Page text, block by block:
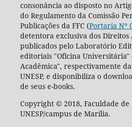
consonância ao disposto no
do Regulamento da Comissão
Publicações da FFC (Portaria Nº
detentora exclusiva dos
publicados pelo Laboratório
editoriais "Oficina Universitária"
Acadêmica", respectivamente
UNESP, e disponibiliza o
de seus e-books.
Copyright © 2018, Faculdade de
UNESP/campus de Marília.